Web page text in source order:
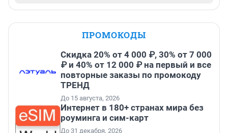
ПРОМОКОДЫ
Скидка 20% от 4 000 ₽, 30% от 7 000
₽ и 40% от 12 000 ₽ на первый и все
повторные заказы по промокоду
ТРЕНД
До 15 августа, 2026
Интернет в 180+ странах мира без
роуминга и сим-карт
До 31 декабря, 2026